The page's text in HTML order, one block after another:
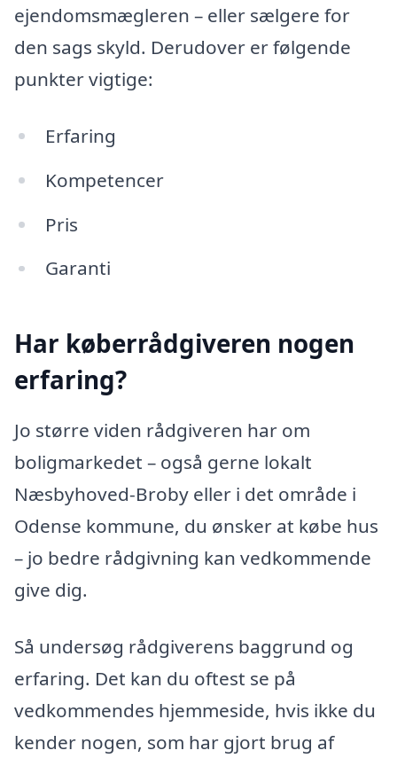
ejendomsmægleren – eller sælgere for
den sags skyld. Derudover er følgende
punkter vigtige:
Erfaring
Kompetencer
Pris
Garanti
Har køberrådgiveren nogen
erfaring?
Jo større viden rådgiveren har om
boligmarkedet – også gerne lokalt
Næsbyhoved-Broby eller i det område i
Odense kommune, du ønsker at købe hus
– jo bedre rådgivning kan vedkommende
give dig.
Så undersøg rådgiverens baggrund og
erfaring. Det kan du oftest se på
vedkommendes hjemmeside, hvis ikke du
kender nogen, som har gjort brug af